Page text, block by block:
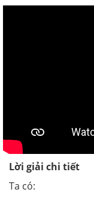
Lời giải chi tiết
Ta có: